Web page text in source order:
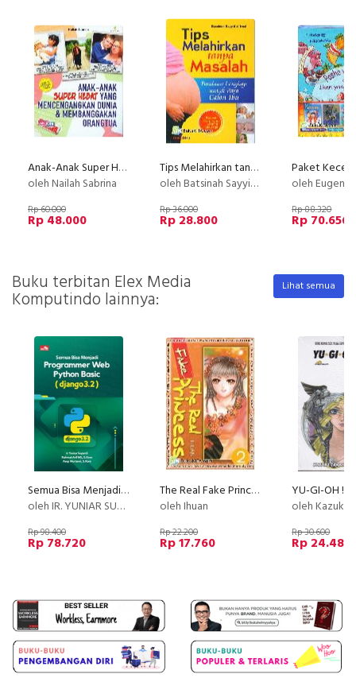
Anak-Anak Super Hebat yang Mencengangkan Dunia dan Membanggakan Orangtua
oleh Nailah Sabrina
Rp 60.000
Rp 48.000
Tips Melahirkan tanpa Masalah : Panduan Lengkap Bagi Calon Ibu
oleh Batsinah Sayyid al-Iraqi
Rp 36.000
Rp 28.800
oleh Eugenie Fernandes,
Rp 88.320
Rp 70.656
Buku terbitan Elex Media
Komputindo lainnya:
Lihat semua
Semua Bisa Menjadi Programmer Web Python Basic (Django 3.2)
oleh IR. YUNIAR SUPARDI, RAHMAT ARIF MS, S.KOM, DAN ASEP MURTAMI S.KOM
Rp 98.400
Rp 78.720
The Real Fake Princess 2
oleh Ihuan
Rp 22.200
Rp 17.760
oleh Kazuki
Rp 30.600
Rp 24.480